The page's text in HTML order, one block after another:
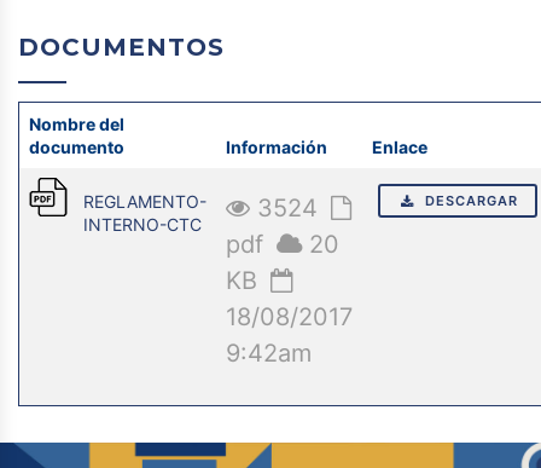
DOCUMENTOS
Nombre del
documento
Información Enlace
REGLAMENTO-
INTERNO-CTC
3524
pdf
20
KB
18/08/2017
9:42am
DESCARGAR